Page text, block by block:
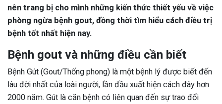
nên trang bị cho mình những kiến thức thiết yếu về việc
phòng ngừa bệnh gout, đồng thời tìm hiểu cách điều trị
bệnh tốt nhất hiện nay.
Bệnh gout và những điều cần biết
Bệnh Gút (Gout/Thống phong) là một bệnh lý được biết đến
lâu đời nhất của loài người, lần đầu xuất hiện cách đây hơn
2000 năm. Gút là căn bệnh có liên quan đến sự trao đổi